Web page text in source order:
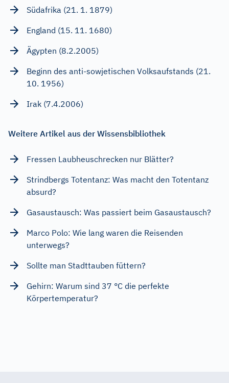
Südafrika (21. 1. 1879)
England (15. 11. 1680)
Ägypten (8.2.2005)
Beginn des anti-sowjetischen Volksaufstands (21.
10. 1956)
Irak (7.4.2006)
Weitere Artikel aus der Wissensbibliothek
Fressen Laubheuschrecken nur Blätter?
Strindbergs Totentanz: Was macht den Totentanz
absurd?
Gasaustausch: Was passiert beim Gasaustausch?
Marco Polo: Wie lang waren die Reisenden
unterwegs?
Sollte man Stadttauben füttern?
Gehirn: Warum sind 37 °C die perfekte
Körpertemperatur?